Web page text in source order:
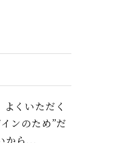
くいただく
ンのため”だ